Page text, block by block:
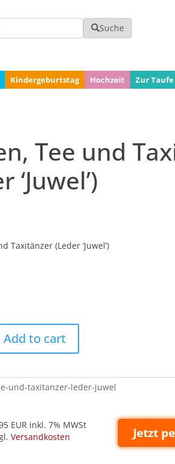
Suche
Kindergeburtstag Hochzeit Zur Taufe
Tee und
‘Juwel’)
Taxitänzer (Leder ‘Juwel’)
Add to cart
und-taxitanzer-leder-juwel
EUR inkl. 7% MWSt
Versandkosten Jetzt